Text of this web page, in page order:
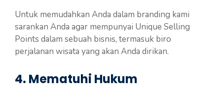
Untuk memudahkan Anda dalam branding kami
sarankan Anda agar mempunyai Unique Selling
Points dalam sebuah bisnis, termasuk biro
perjalanan wisata yang akan Anda dirikan.
4. Mematuhi Hukum